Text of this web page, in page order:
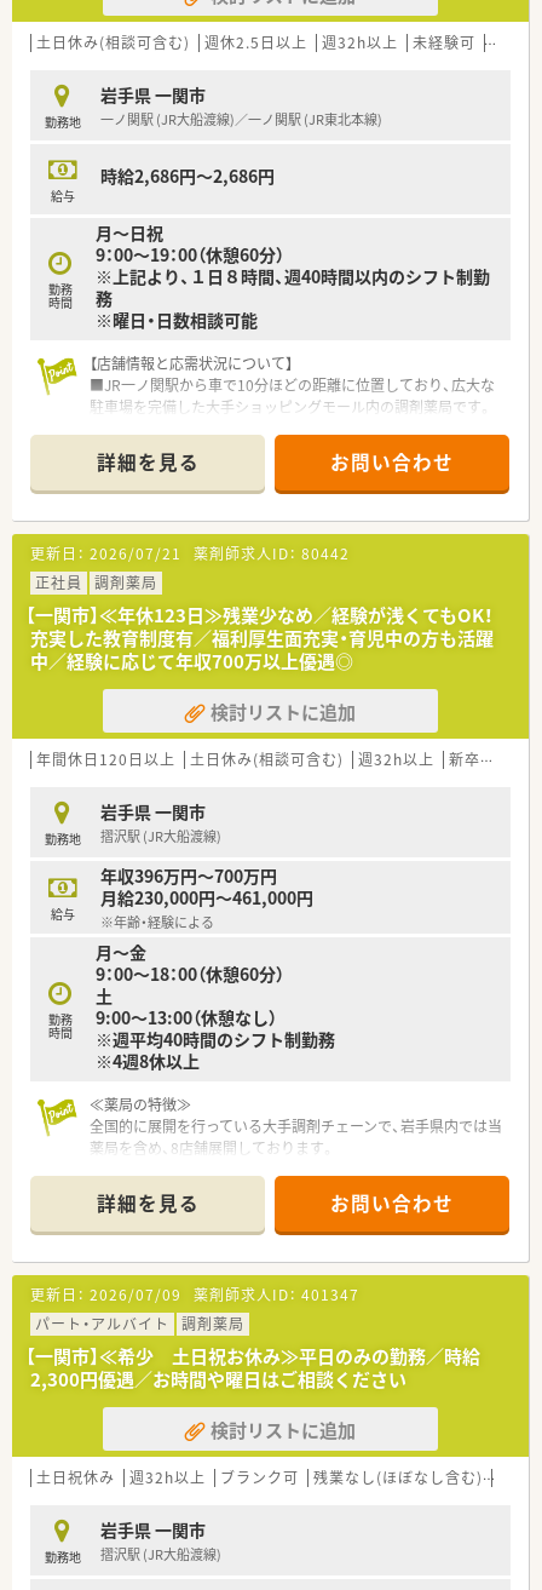
ステージの変化に応じた支援体制が整っていることが大きな魅
力です。
【法人特徴について】
■国内の小売業でトップクラスのシェアを誇る大手グループの
一員であり、安定した経営基盤のもとで安心して長く働けます。
けでなく健康をトータルサポートする店舗展開を行っていま
す。
ズを先取りするヘルスケアステーションの構築を目指していま
す。
土日休み(相談可含む) 週休2.5日以上 週32h以上 未経験可 ブラン
勤務地
岩手県 一関市
一ノ関駅 (JR大船渡線)／一ノ関駅 (JR東北本線)
給与
時給2,686円～2,686円
勤務
時間
月～日祝
9：00～19：00（休憩60分）
※上記より、１日８時間、週40時間以内のシフト制勤
務
※曜日・日数相談可能
【店舗情報と応需状況について】
■JR一ノ関駅から車で10分ほどの距離に位置しており、広大な
駐車場を完備した大手ショッピングモール内の調剤薬局です。
しており、毎月約950枚という豊富な処方箋数に対応していま
す。
■面分業がメインのため、取り扱う医薬品の品目数が非常に多
く、幅広い処方知識を吸収しながらスキルアップを目指せます。
【法人特徴について】
■国内の小売業界で圧倒的なシェアを誇る大手グループが運営
しており、非常に安定した経営基盤と福利厚生が大きな魅力で
す。
■ショッピングモールを地域医療の拠点と捉え、衣食住の全てか
ら健康をトータルサポートする事業を展開しております。
■地域社会のニーズを先取りするヘルスケアステーションとし
て、薬剤師が中心となって健康づくりに寄与できる組織です。
【やりがい/おすすめポイント】
る機会が多く、地域の方々の健康維持に貢献している実感が得ら
れます。
■大手ならではの教育研修制度がパートスタッフにも開放され
ており、常に向上心を持ってスキルアップし続けられる点が魅力
です。
■残業が極めて少なく休みも安定しているため、自分の時間や家
族との時間を犠牲にすることなく、長く健康的に働き続けられま
す。
詳細を見る お問い合わせ
更新日： 2026/07/21 薬剤師求人ID： 80442
正社員
調剤薬局
【一関市】≪年休123日≫残業少なめ／経験が浅くてもOK！
充実した教育制度有／福利厚生面充実・育児中の方も活躍
中／経験に応じて年収700万以上優遇◎
検討リストに追加
年間休日120日以上 土日休み(相談可含む) 週32h以上 新卒可
勤務地
岩手県 一関市
摺沢駅 (JR大船渡線)
給与
年収396万円～700万円
月給230,000円～461,000円
※年齢・経験による
勤務
時間
月～金
9：00～18：00（休憩60分）
土
9:00～13:00（休憩なし）
※週平均40時間のシフト制勤務
※4週8休以上
≪薬局の特徴≫
全国的に展開を行っている大手調剤チェーンで、岩手県内では当
薬局を含め、8店舗展開しております。
ている薬局です。また、在宅医療にも積極的に取り組んでいるた
め、在宅医療のご経験がなくてもご興味がある方は、ぜひご応募
ください！
≪業務内容≫
調剤・監査・服薬指導をメインに行ってもらい、ご経験やご希望次
第で在宅医療にも携わっていただきます。
≪充実の制度①≫
『プラチナくるみんマーク』や『えるぼしマーク』を取得してお
り、1日2回以内、1回30分の育児時間（有給）や、看護休暇、時短勤
務、育児助成金など育児にも理解のある薬局です。そのため、子
育て中の薬剤師さんもご活躍いただけるため、おすすめです。
また、独自の休暇制度をとっており、連続5日休暇を取得できる
休暇などがあるため、年間休日123日としっかり休めます。
≪充実の制度②≫
詳細を見る お問い合わせ
更新日： 2026/07/09 薬剤師求人ID： 401347
パート・アルバイト
調剤薬局
【一関市】≪希少 土日祝お休み≫平日のみの勤務／時給
2,300円優遇／お時間や曜日はご相談ください
検討リストに追加
土日祝休み 週32h以上 ブランク可 残業なし(ほぼなし含む)
勤務地
岩手県 一関市
摺沢駅 (JR大船渡線)